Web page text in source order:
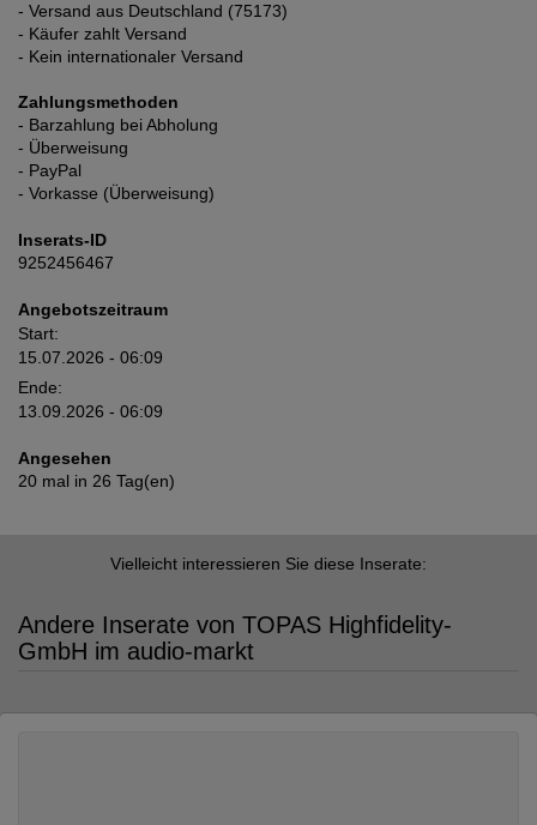
- Versand aus Deutschland (75173)
- Käufer zahlt Versand
- Kein internationaler Versand
Zahlungsmethoden
- Barzahlung bei Abholung
- Überweisung
- PayPal
- Vorkasse (Überweisung)
Inserats-ID
9252456467
Angebotszeitraum
Start:
15.07.2026 - 06:09
Ende:
13.09.2026 - 06:09
Angesehen
20 mal in 26 Tag(en)
Vielleicht interessieren Sie diese Inserate:
Andere Inserate von TOPAS Highfidelity-
GmbH im audio-markt